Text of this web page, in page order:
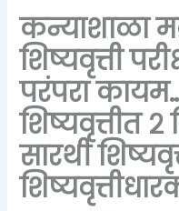
कन्याशाळा
शिष्यवृत्ती
परंपरा
शिष्यवृत्तीत २
सारथी